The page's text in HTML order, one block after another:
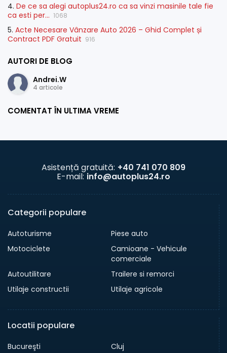
4. De ce sa alegi autoplus24.ro ca sa vinzi masinile tale fie
ca esti per... 1068
5. Acte Necesare Vânzare Auto 2026 – Ghid Complet și
Contract PDF Gratuit 916
AUTORI DE BLOG
Andrei.W
4 articole
COMENTAT ÎN ULTIMA VREME
Asistență gratuită: +40 741 070 809
E-mail: info@autoplus24.ro
Categorii populare
Autoturisme
Piese auto
Motociclete
Camioane - Vehicule
comerciale
Autoutilitare
Trailere si remorci
Utilaje constructii
Utilaje agricole
Locatii populare
Bucureşti
Cluj